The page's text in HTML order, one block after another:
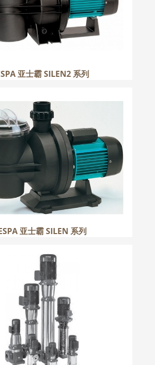
亚士霸 SILEN2 系列
亚士霸 SILEN 系列
亚士霸 SILEN 系列
更多
亚士霸 XVMS 系列
更多